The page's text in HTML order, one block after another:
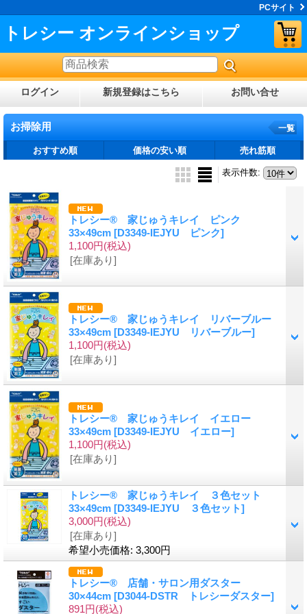
PCサイト
トレシー オンラインショップ
ログイン 新規登録はこちら お問い合せ
お掃除用 一覧
おすすめ順 価格の安い順 売れ筋順
表示件数:
トレシー® 家じゅうキレイ ピンク
33×49cm [D3349-IEJYU ピンク]
1,100円(税込)
[在庫あり]
トレシー® 家じゅうキレイ リバーブルー
33×49cm [D3349-IEJYU リバーブルー]
1,100円(税込)
[在庫あり]
トレシー® 家じゅうキレイ イエロー
33×49cm [D3349-IEJYU イエロー]
1,100円(税込)
[在庫あり]
トレシー® 家じゅうキレイ ３色セット
33×49cm [D3349-IEJYU ３色セット]
3,000円(税込)
[在庫あり]
希望小売価格: 3,300円
トレシー® 店舗・サロン用ダスター
30×44cm [D3044-DSTR トレシーダスター]
891円(税込)